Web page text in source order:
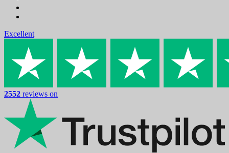
Excellent
2552 reviews on